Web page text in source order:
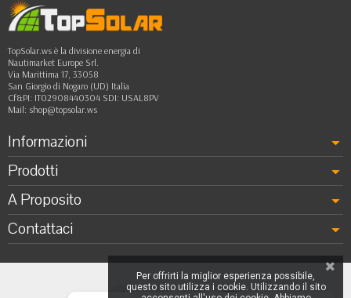
TopSolar.ws è la divisione energia di
Nautimarket Europe Srl.
Via Marittima 17, 33058
San Giorgio di Nogaro (UD) Italia
Cf&PI: IT02908440304 SDI: USAL8PV
Mail: shop@topsolar.ws
Informazioni
Prodotti
A Proposito
Contattaci
Per offrirti la miglior esperienza possibile,
questo sito utilizza i cookie. Utilizzando il sito